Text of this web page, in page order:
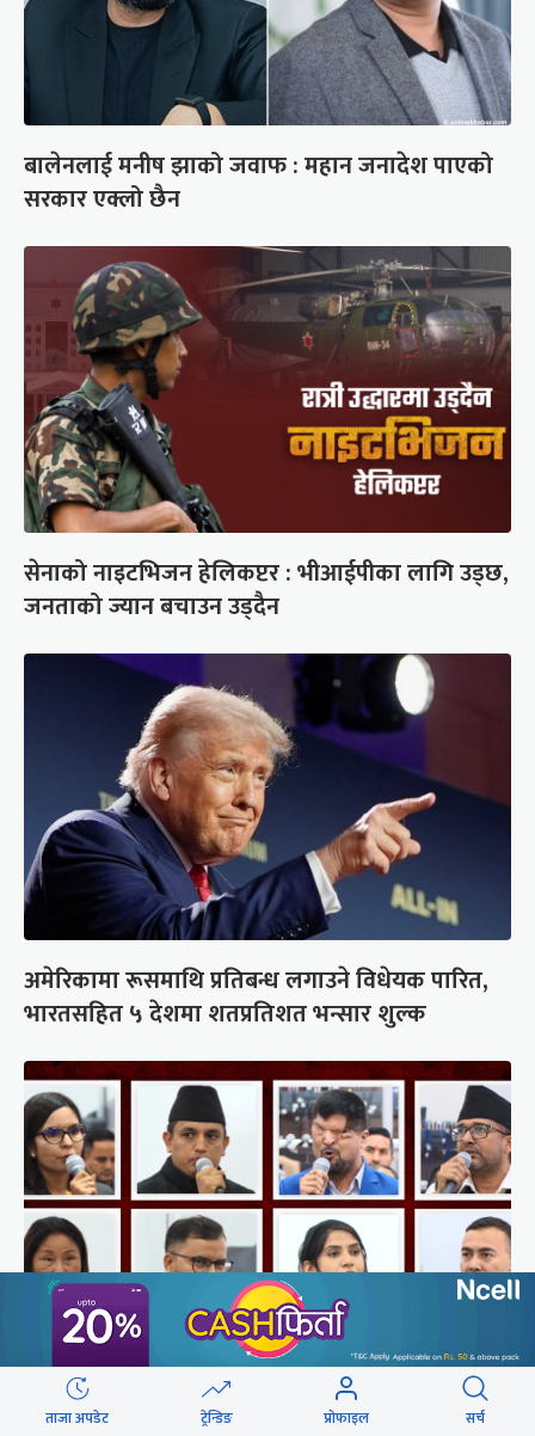
बालेनलाई मनीष झाको जवाफ : महान जनादेश पाएको
सरकार एक्लो छैन
सेनाको नाइटभिजन हेलिकप्टर : भीआईपीका लागि उड्छ,
जनताको ज्यान बचाउन उड्दैन
अमेरिकामा रूसमाथि प्रतिबन्ध लगाउने विधेयक पारित,
भारतसहित ५ देशमा शतप्रतिशत भन्सार शुल्क
संसद्‍मा रास्वपा सांसदले खोजे सरकार
ताजा अपडेट ट्रेन्डिङ प्रोफाइल सर्च